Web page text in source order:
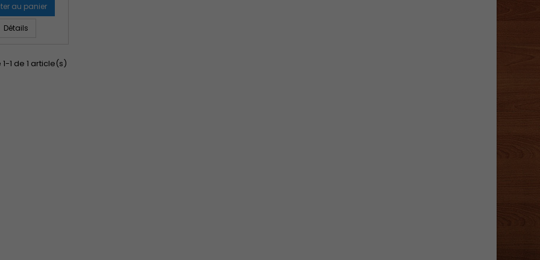
au panier
Détails
1 de 1 article(s)